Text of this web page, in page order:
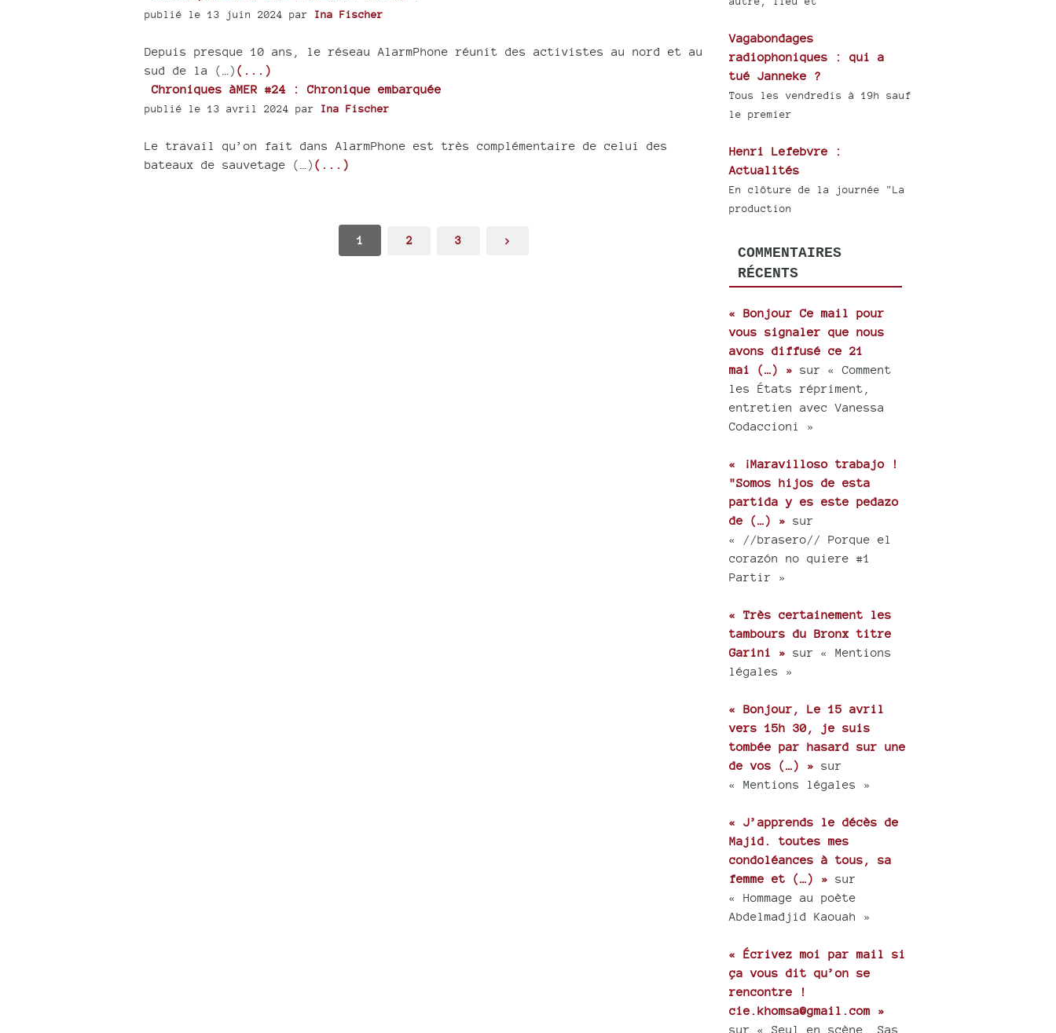
publié le 13 juin 2024 par Ina Fischer
Depuis presque 10 ans, le réseau AlarmPhone réunit des activistes au nord et au
sud de la (…) (...)
Chroniques àMER #24 : Chronique embarquée
publié le 13 avril 2024 par Ina Fischer
Le travail qu’on fait dans AlarmPhone est très complémentaire de celui des
bateaux de sauvetage (…) (...)
1 2 3 >
Vagabondages
radiophoniques : qui a
tué Janneke ?
Tous les vendredis à 19h sauf
le premier
Henri Lefebvre :
Actualités
En clôture de la journée "La
production
COMMENTAIRES
RÉCENTS
« Bonjour Ce mail pour
vous signaler que nous
avons diffusé ce 21
mai (…) » sur « Comment
les États répriment,
entretien avec Vanessa
Codaccioni »
« ¡Maravilloso trabajo !
"Somos hijos de esta
partida y es este pedazo
de (…) » sur
« //brasero// Porque el
corazón no quiere #1
Partir »
« Très certainement les
tambours du Bronx titre
Garini » sur « Mentions
légales »
« Bonjour, Le 15 avril
vers 15h 30, je suis
tombée par hasard sur une
de vos (…) » sur
« Mentions légales »
« J’apprends le décès de
Majid. toutes mes
condoléances à tous, sa
femme et (…) » sur
« Hommage au poète
Abdelmadjid Kaouah »
« Écrivez moi par mail si
ça vous dit qu’on se
rencontre !
cie.khomsa@gmail.com »
sur « Seul en scène, Sas